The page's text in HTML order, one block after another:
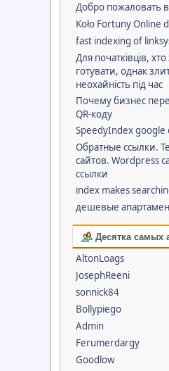
Добро пожаловать в
Koło Fortuny Online
fast indexing of
Для початківців,
готувати, однак
неохайність під час
Почему бизнес
QR-коду
SpeedyIndex google
Обратные ссылки.
сайтов. Wordpress
ссылки
index makes
дешевые
Десятка самых
AltonLoags
JosephReeni
sonnick84
Bollypiego
Admin
Ferumerdargy
Goodlow